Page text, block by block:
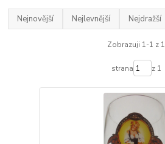
Nejnovější Nejlevnější Nejdražší
Zobrazuji 1-1 z 1
strana z 1